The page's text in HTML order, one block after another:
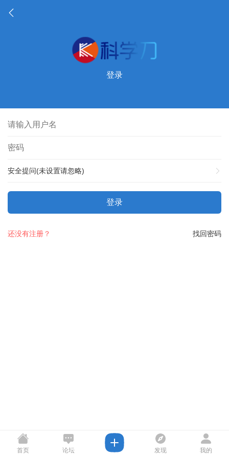
登录
安全提问(未设置请忽略)
登录
找回密码
还没有注册？
首页 论坛 发现 我的